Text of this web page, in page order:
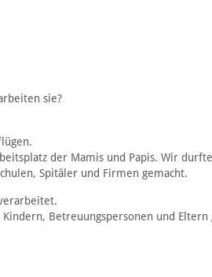
sie?
der Mamis und Papis. Wir
Spitäler und Firmen gemacht.
Betreuungspersonen und Eltern